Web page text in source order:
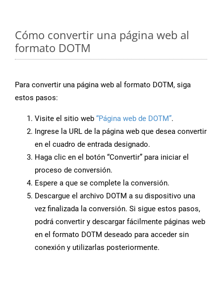
Cómo convertir una página web al
formato DOTM
Para convertir una página web al formato DOTM, siga
estos pasos:
Visite el sitio web “Página web de DOTM”.
Ingrese la URL de la página web que desea convertir
en el cuadro de entrada designado.
Haga clic en el botón “Convertir” para iniciar el
proceso de conversión.
Espere a que se complete la conversión.
Descargue el archivo DOTM a su dispositivo una
vez finalizada la conversión. Si sigue estos pasos,
podrá convertir y descargar fácilmente páginas web
en el formato DOTM deseado para acceder sin
conexión y utilizarlas posteriormente.